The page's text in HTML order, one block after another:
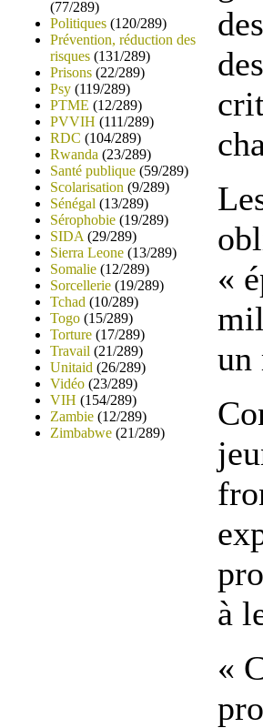
(77/289)
Politiques (120/289)
Prévention, réduction des
risques (131/289)
Prisons (22/289)
Psy (119/289)
PTME (12/289)
PVVIH (111/289)
RDC (104/289)
Rwanda (23/289)
Santé publique (59/289)
Scolarisation (9/289)
Sénégal (13/289)
Sérophobie (19/289)
SIDA (29/289)
Sierra Leone (13/289)
Somalie (12/289)
Sorcellerie (19/289)
Tchad (10/289)
Togo (15/289)
Torture (17/289)
Travail (21/289)
Unitaid (26/289)
Vidéo (23/289)
VIH (154/289)
Zambie (12/289)
Zimbabwe (21/289)
«
un
à
«